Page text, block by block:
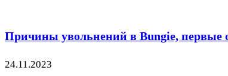
Причины увольнений в Bungie, первые
24.11.2023